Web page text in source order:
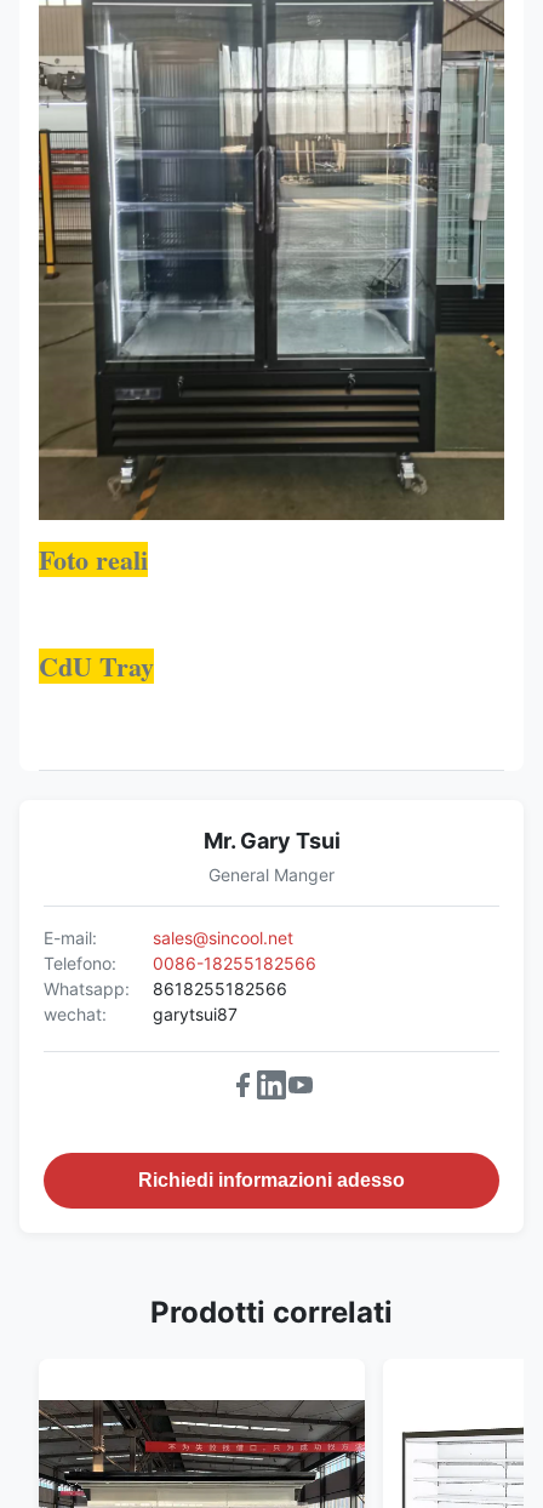
Foto reali
CdU Tray
Mr. Gary Tsui
General Manger
E-mail:
sales@sincool.net
Telefono:
0086-18255182566
Whatsapp:
8618255182566
wechat:
garytsui87
Richiedi informazioni adesso
Prodotti correlati